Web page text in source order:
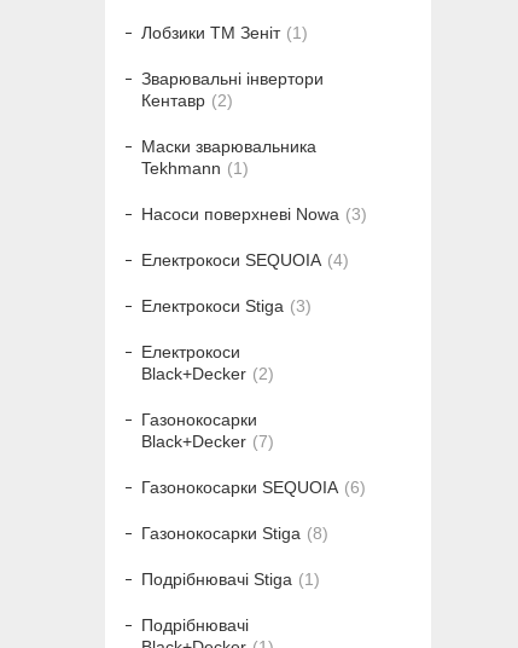
Лобзики ТМ Зеніт 1
Зварювальні інвертори
Кентавр
2
Маски зварювальника
Tekhmann
1
Насоси поверхневі Nowa 3
Електрокоси SEQUOIA 4
Електрокоси Stiga 3
Електрокоси
Black+Decker
2
Газонокосарки
Black+Decker
7
Газонокосарки SEQUOIA 6
Газонокосарки Stiga 8
Подрібнювачі Stiga 1
Подрібнювачі